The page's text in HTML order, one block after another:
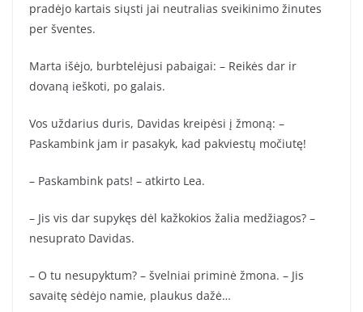
pradėjo kartais siųsti jai neutralias sveikinimo žinutes
per šventes.
Marta išėjo, burbtelėjusi pabaigai: – Reikės dar ir
dovaną ieškoti, po galais.
Vos uždarius duris, Davidas kreipėsi į žmoną: –
Paskambink jam ir pasakyk, kad pakviestų močiutę!
– Paskambink pats! – atkirto Lea.
– Jis vis dar supykęs dėl kažkokios žalia medžiagos? –
nesuprato Davidas.
– O tu nesupyktum? – švelniai priminė žmona. – Jis
savaitę sėdėjo namie, plaukus dažė…